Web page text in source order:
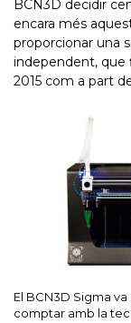
BCN3D decidir
encara més
proporcionar una
independent, que
2015 com a part
El BCN3D Sigma
comptar amb la